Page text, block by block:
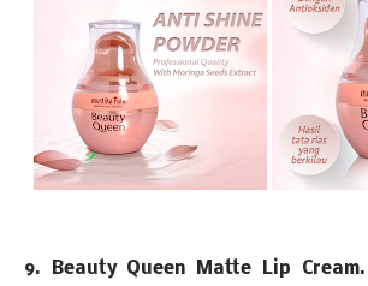
9. Beauty Queen Matte Lip Cream.